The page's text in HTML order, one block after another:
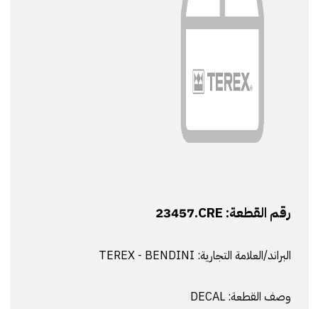
رقم القطعة: 23457.CRE
البراند/العلامة التجارية:
وصف القطعة: DECAL